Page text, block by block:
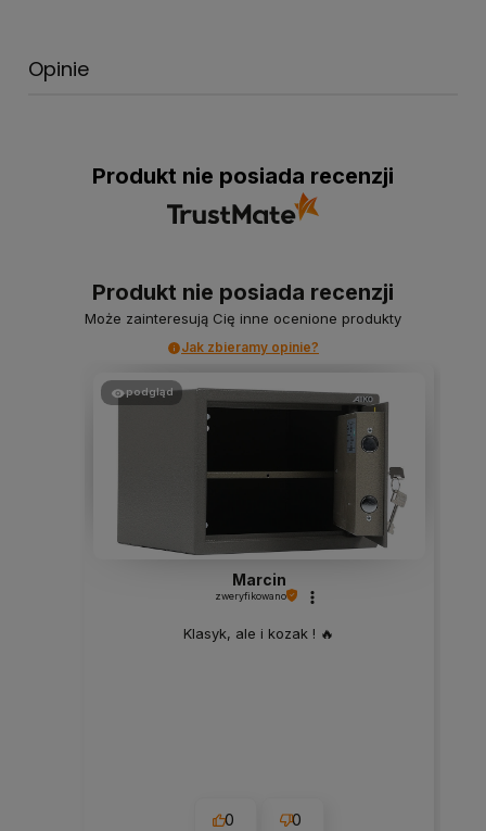
Opinie
Produkt nie posiada recenzji
Produkt nie posiada recenzji
Może zainteresują Cię inne ocenione produkty
Jak zbieramy opinie?
podgląd
Marcin
zweryfikowano
Klasyk, ale i kozak ! 🔥
0 0